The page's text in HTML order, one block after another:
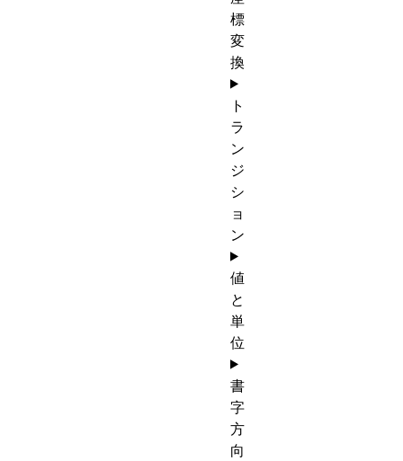
標
変
換
ト
ラ
ン
ジ
シ
ョ
ン
値
と
単
位
書
字
方
向